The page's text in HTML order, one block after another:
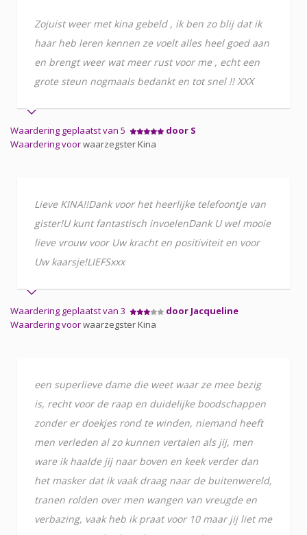
Zojuist weer met kina gebeld , ik ben zo blij dat ik
haar heb leren kennen ze voelt alles heel goed aan
en brengt weer wat meer rust voor me , echt een
grote steun nogmaals bedankt en tot snel !! XXX
Waardering geplaatst van 5
door S
Waardering voorwaarzegster Kina
Lieve KINA!!Dank voor het heerlijke telefoontje van
gister!U kunt fantastisch invoelenDank U wel mooie
lieve vrouw voor Uw kracht en positiviteit en voor
Uw kaarsje!LIEFSxxx
Waardering geplaatst van 3
door Jacqueline
Waardering voorwaarzegster Kina
een superlieve dame die weet waar ze mee bezig
is, recht voor de raap en duidelijke boodschappen
zonder er doekjes rond te winden, niemand heeft
men verleden al zo kunnen vertalen als jij, men
ware ik haalde jij naar boven en keek verder dan
het masker dat ik vaak draag naar de buitenwereld,
tranen rolden over men wangen van vreugde en
verbazing, vaak heb ik praat voor 10 maar jij liet me